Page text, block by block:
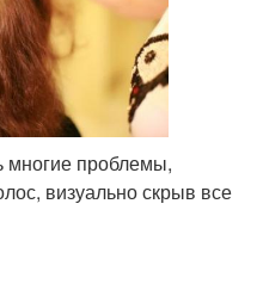
многие проблемы,
визуально скрыв все